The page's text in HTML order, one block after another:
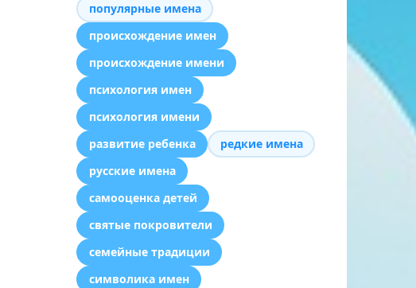
популярные имена
происхождение имен
происхождение имени
психология имен
психология имени
развитие ребенка
редкие имена
русские имена
самооценка детей
святые покровители
семейные традиции
символика имен